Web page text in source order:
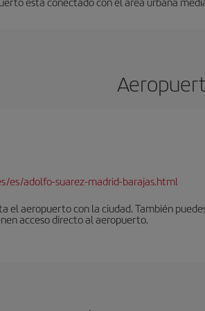
es/adolfo-suarez-madrid-barajas.html
el aeropuerto con la ciudad. También
acceso directo al aeropuerto.